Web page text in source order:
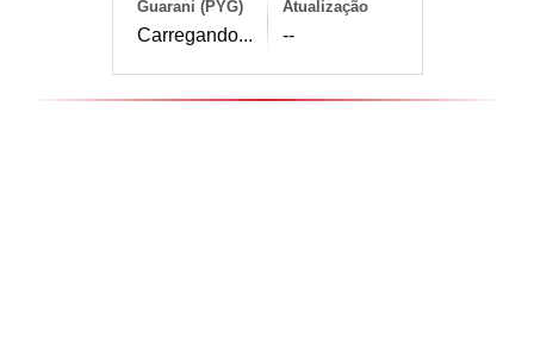
Guarani (PYG)
Carregando...
Atualização
--